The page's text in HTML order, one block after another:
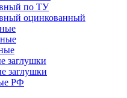
по ТУ
оцинкованный
заглушки
заглушки
РФ